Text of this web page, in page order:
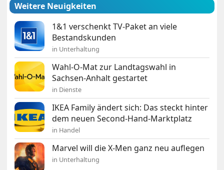
Weitere Neuigkeiten
1&1 verschenkt TV-Paket an viele
Bestandskunden
in Unterhaltung
Wahl-O-Mat zur Landtagswahl in
Sachsen-Anhalt gestartet
in Dienste
IKEA Family ändert sich: Das steckt hinter
dem neuen Second-Hand-Marktplatz
in Handel
Marvel will die X-Men ganz neu auflegen
in Unterhaltung